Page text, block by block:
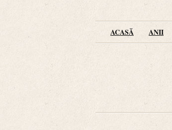
ACASĂ ANII